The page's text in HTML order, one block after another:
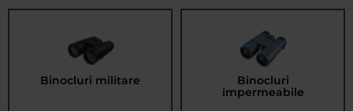
Binocluri militare
Binocluri
impermeabile